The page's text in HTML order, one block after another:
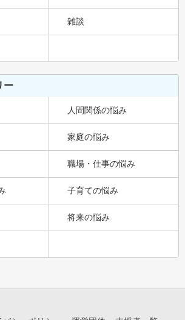
雑談
ー
人間関係の悩み
家庭の悩み
職場・仕事の悩み
子育ての悩み
将来の悩み